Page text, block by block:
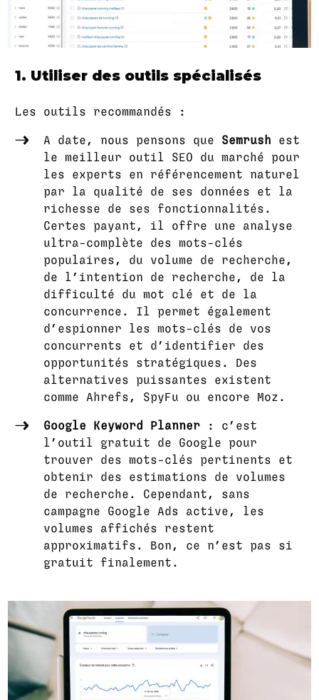
1. Utiliser des outils spécialisés
Les outils recommandés :
A date, nous pensons que Semrush est
le meilleur outil SEO du marché pour
les experts en référencement naturel
par la qualité de ses données et la
richesse de ses fonctionnalités.
Certes payant, il offre une analyse
ultra-complète des mots-clés
populaires, du volume de recherche,
de l’intention de recherche, de la
difficulté du mot clé et de la
concurrence. Il permet également
d’espionner les mots-clés de vos
concurrents et d’identifier des
opportunités stratégiques. Des
alternatives puissantes existent
comme Ahrefs, SpyFu ou encore Moz.
Google Keyword Planner : c’est
l’outil gratuit de Google pour
trouver des mots-clés pertinents et
obtenir des estimations de volumes
de recherche. Cependant, sans
campagne Google Ads active, les
volumes affichés restent
approximatifs. Bon, ce n’est pas si
gratuit finalement.